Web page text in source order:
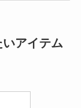
アイテム